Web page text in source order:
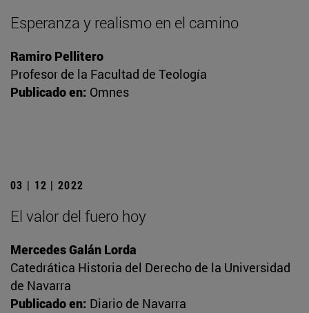
Esperanza y realismo en el camino
Ramiro Pellitero
Profesor de la Facultad de Teología
Publicado en: Omnes
03 | 12 | 2022
El valor del fuero hoy
Mercedes Galán Lorda
Catedrática Historia del Derecho de la Universidad
de Navarra
Publicado en: Diario de Navarra